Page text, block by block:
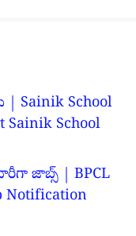
| Sainik School
Sainik School
జాబ్స్ | BPCL
Notification